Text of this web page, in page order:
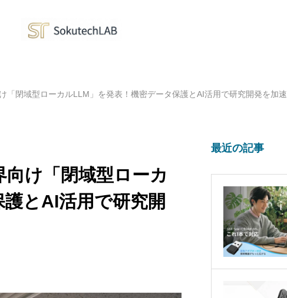
「閉域型ローカルLLM」を発表！機密データ保護とAI活用で研究開発を加速
け「閉域型ローカ
とAI活用で研究開
最近の記事